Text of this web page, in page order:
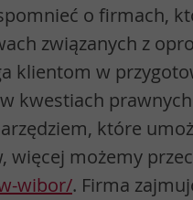
o firmach,
związanych z
klientom w
kwestiach
które
więcej możemy
wibor/. Firma